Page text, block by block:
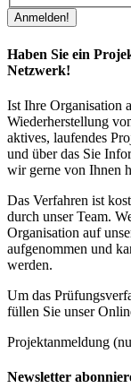
Haben Sie ein
Netzwerk!
Ist Ihre Organisation
Wiederherstellung
aktives, laufendes
und über das Sie
wir gerne von Ihnen
Das Verfahren ist
durch unser Team.
Organisation auf
aufgenommen und
werden.
Um das
füllen Sie unser
Projektanmeldung
Newsletter